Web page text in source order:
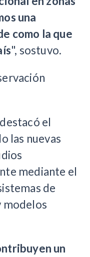
una
como la que
", sostuvo.
el
las nuevas
mediante el
de
modelos
un